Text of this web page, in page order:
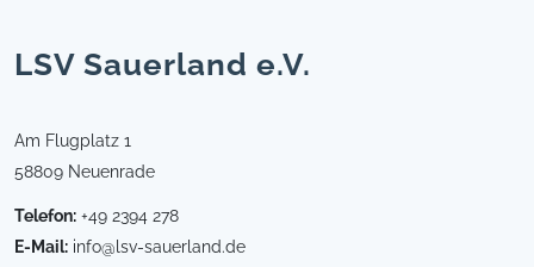
LSV Sauerland e.V.
Am Flugplatz 1
58809 Neuenrade
Telefon: +49 2394 278
E-Mail: info@lsv-sauerland.de